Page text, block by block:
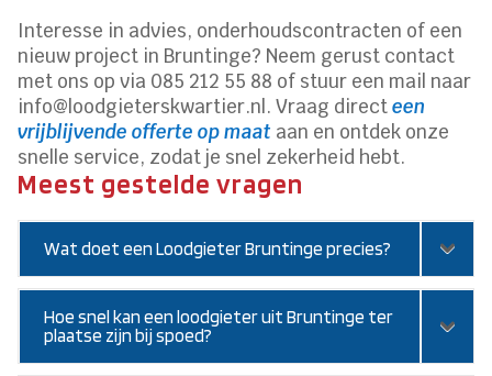
Interesse in advies, onderhoudscontracten of een
nieuw project in Bruntinge? Neem gerust contact
met ons op via 085 212 55 88 of stuur een mail naar
info@loodgieterskwartier.nl. Vraag directeen
vrijblijvende offerte op maat aan en ontdek onze
snelle service, zodat je snel zekerheid hebt.
Meest gestelde vragen
Wat doet een Loodgieter Bruntinge precies?
Hoe snel kan een loodgieter uit Bruntinge ter
plaatse zijn bij spoed?